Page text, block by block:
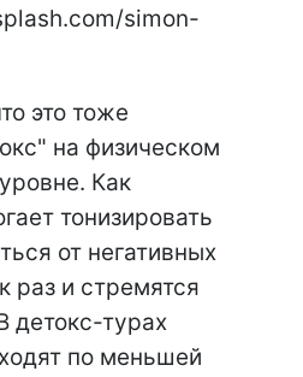
simon-
это тоже
на физическом
Как
тонизировать
от негативных
раз и стремятся
детокс-турах
по меньшей